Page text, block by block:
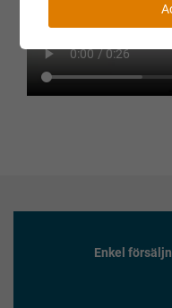
Enkel